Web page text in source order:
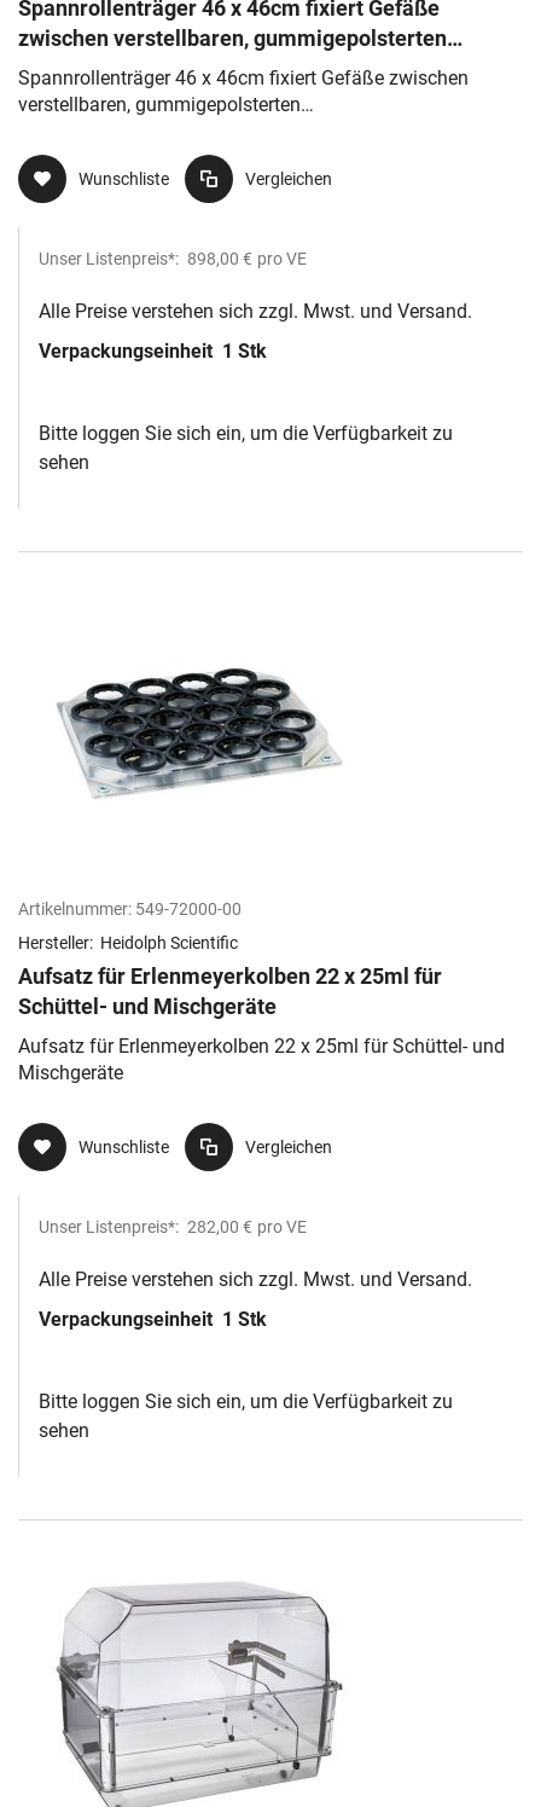
Spannrollenträger 46 x 46cm fixiert Gefäße
zwischen verstellbaren, gummigepolsterten
Spannrollen/Schiebeleisten
Spannrollenträger 46 x 46cm fixiert Gefäße zwischen
verstellbaren, gummigepolsterten
Wunschliste Vergleichen
Unser Listenpreis*: 898,00 € pro VE
Alle Preise verstehen sich zzgl. Mwst. und Versand.
Verpackungseinheit 1 Stk
Bitte loggen Sie sich ein, um die Verfügbarkeit zu
sehen
Artikelnummer: 549-72000-00
Hersteller: Heidolph Scientific
Aufsatz für Erlenmeyerkolben 22 x 25ml für
Schüttel- und Mischgeräte
Aufsatz für Erlenmeyerkolben 22 x 25ml für Schüttel- und
Mischgeräte
Wunschliste Vergleichen
Unser Listenpreis*: 282,00 € pro VE
Alle Preise verstehen sich zzgl. Mwst. und Versand.
Verpackungseinheit 1 Stk
Bitte loggen Sie sich ein, um die Verfügbarkeit zu
sehen